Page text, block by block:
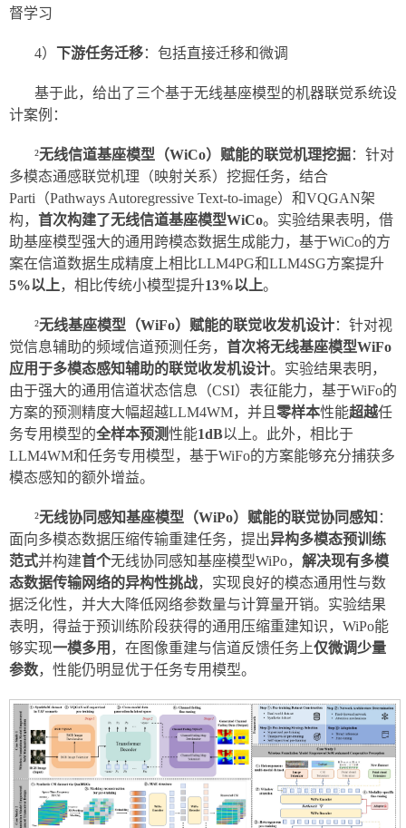
督学习
4） 下游任务迁移：包括直接迁移和微调
基于此，给出了三个基于无线基座模型的机器联觉系统设
计案例：
²无线信道基座模型（WiCo）赋能的联觉机理挖掘：针对
多模态通感联觉机理（映射关系）挖掘任务，结合
Parti（Pathways Autoregressive Text-to-image）和VQGAN架
构， 首次构建了无线信道基座模型WiCo。实验结果表明，借
助基座模型强大的通用跨模态数据生成能力，基于WiCo的方
案在信道数据生成精度上相比LLM4PG和LLM4SG方案提升
5%以上，相比传统小模型提升13%以上。
²无线基座模型（WiFo）赋能的联觉收发机设计：针对视
觉信息辅助的频域信道预测任务， 首次将无线基座模型WiFo
应用于多模态感知辅助的联觉收发机设计。实验结果表明，
由于强大的通用信道状态信息（CSI）表征能力，基于WiFo的
方案的预测精度大幅超越LLM4WM，并且 零样本性能超越任
务专用模型的全样本预测性能1dB以上。此外，相比于
LLM4WM和任务专用模型，基于WiFo的方案能够充分捕获多
模态感知的额外增益。
²无线协同感知基座模型（WiPo）赋能的联觉协同感知 ：
面向多模态数据压缩传输重建任务，提出异构多模态预训练
范式并构建首个无线协同感知基座模型WiPo， 解决现有多模
态数据传输网络的异构性挑战，实现良好的模态通用性与数
据泛化性，并大大降低网络参数量与计算量开销。实验结果
表明，得益于预训练阶段获得的通用压缩重建知识，WiPo能
够实现一模多用 ，在图像重建与信道反馈任务上仅微调少量
参数，性能仍明显优于任务专用模型。